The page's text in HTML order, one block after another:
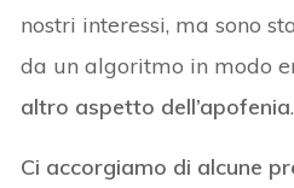
nostri interessi, ma sono
da un algoritmo in modo
altro aspetto dell’apofenia.
Ci accorgiamo di alcune